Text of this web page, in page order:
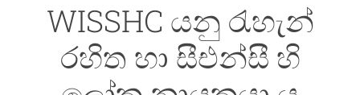
WISSHC යනු රැහැන්
රහිත හා සීඑන්සී හි